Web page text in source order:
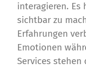
interagieren. Es
sichtbar zu
Erfahrungen
Emotionen
Services stehen